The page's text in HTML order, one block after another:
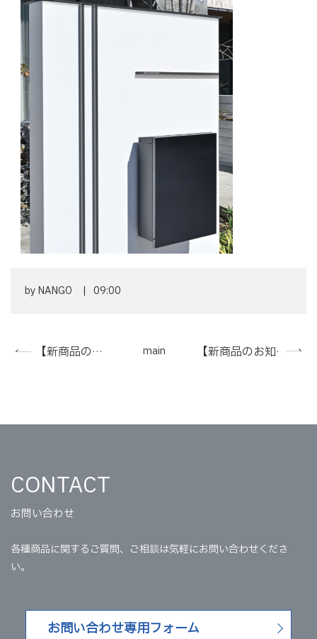
byNANGO 09:00
« 【新商品のお知らせ】クラストライン main 【新商品のお知らせ】ビタープラス
CONTACT
お問い合わせ
各種商品に関するご質問、ご相談は気軽にお問い合わせくださ
い。
お問い合わせ専用フォーム